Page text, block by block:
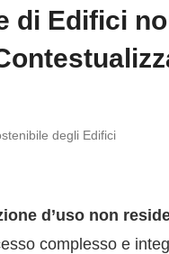
di Edifici
degli Edifici
d’uso non
complesso e